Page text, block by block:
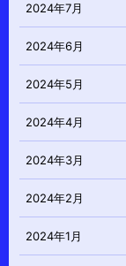
2024年7月
2024年6月
2024年5月
2024年4月
2024年3月
2024年2月
2024年1月